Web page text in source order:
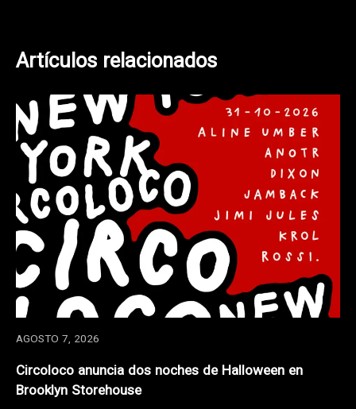
Artículos relacionados
AGOSTO 7, 2026
Circoloco anuncia dos noches de Halloween en
Brooklyn Storehouse